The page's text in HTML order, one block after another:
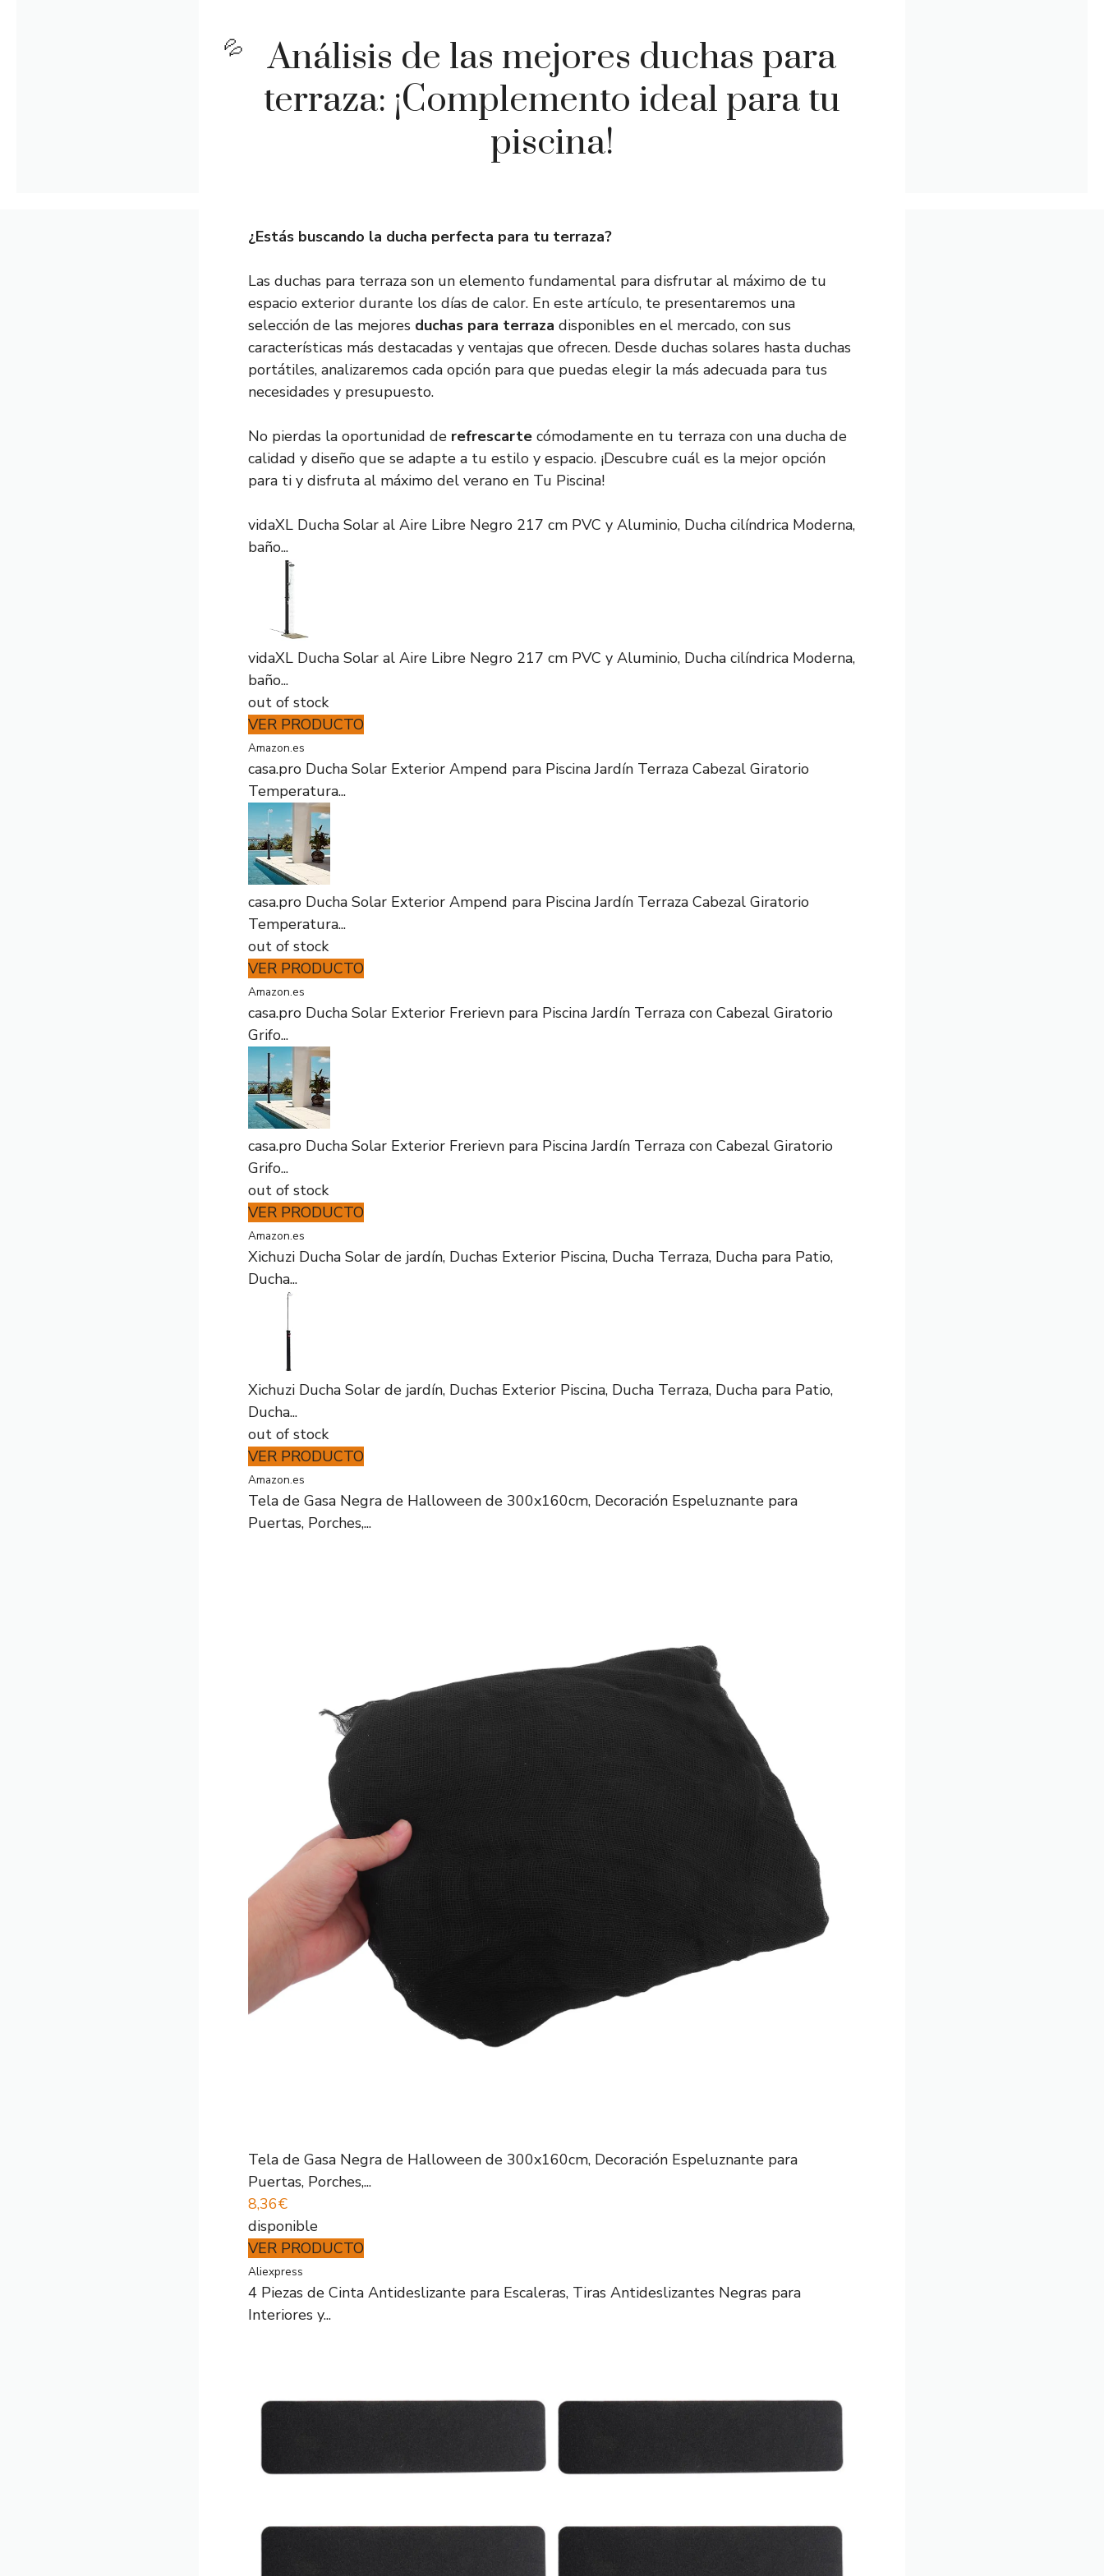
Análisis de las mejores duchas para
terraza: ¡Complemento ideal para tu
piscina!
¿Estás buscando la ducha perfecta para tu terraza?
Las duchas para terraza son un elemento fundamental para disfrutar al máximo de tu
espacio exterior durante los días de calor. En este artículo, te presentaremos una
selección de las mejores duchas para terraza disponibles en el mercado, con sus
características más destacadas y ventajas que ofrecen. Desde duchas solares hasta duchas
portátiles, analizaremos cada opción para que puedas elegir la más adecuada para tus
necesidades y presupuesto.
No pierdas la oportunidad de refrescarte cómodamente en tu terraza con una ducha de
calidad y diseño que se adapte a tu estilo y espacio. ¡Descubre cuál es la mejor opción
para ti y disfruta al máximo del verano en Tu Piscina!
vidaXL Ducha Solar al Aire Libre Negro 217 cm PVC y Aluminio, Ducha cilíndrica Moderna,
baño...
vidaXL Ducha Solar al Aire Libre Negro 217 cm PVC y Aluminio, Ducha cilíndrica Moderna,
baño...
out of stock
VER PRODUCTO
Amazon.es
casa.pro Ducha Solar Exterior Ampend para Piscina Jardín Terraza Cabezal Giratorio
Temperatura...
casa.pro Ducha Solar Exterior Ampend para Piscina Jardín Terraza Cabezal Giratorio
Temperatura...
out of stock
VER PRODUCTO
Amazon.es
casa.pro Ducha Solar Exterior Frerievn para Piscina Jardín Terraza con Cabezal Giratorio
Grifo...
casa.pro Ducha Solar Exterior Frerievn para Piscina Jardín Terraza con Cabezal Giratorio
Grifo...
out of stock
VER PRODUCTO
Amazon.es
Xichuzi Ducha Solar de jardín, Duchas Exterior Piscina, Ducha Terraza, Ducha para Patio,
Ducha...
Xichuzi Ducha Solar de jardín, Duchas Exterior Piscina, Ducha Terraza, Ducha para Patio,
Ducha...
out of stock
VER PRODUCTO
Amazon.es
Tela de Gasa Negra de Halloween de 300x160cm, Decoración Espeluznante para
Puertas, Porches,...
Tela de Gasa Negra de Halloween de 300x160cm, Decoración Espeluznante para
Puertas, Porches,...
8,36€
disponible
VER PRODUCTO
Aliexpress
4 Piezas de Cinta Antideslizante para Escaleras, Tiras Antideslizantes Negras para
Interiores y...